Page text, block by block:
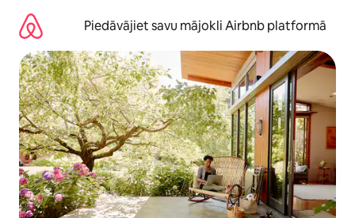
saturu
Piedāvājiet savu mājokli Airbnb platformā